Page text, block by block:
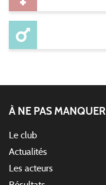
À NE PAS MANQUER
Le club
Actualités
Les acteurs